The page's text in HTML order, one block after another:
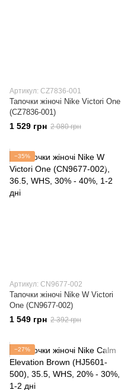
Артикул: CZ7836-001
Тапочки жіночі Nike Victori One
(CZ7836-001)
1 529 грн 2 080 грн
−35%
Артикул: CN9677-002
Тапочки жіночі Nike W Victori
One (CN9677-002)
1 549 грн 2 392 грн
−27%